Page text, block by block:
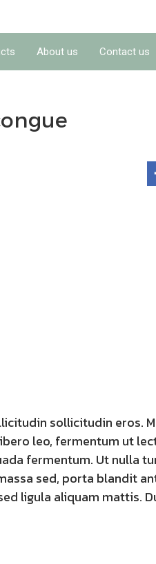
About us Contact us
sollicitudin eros.
leo, fermentum ut
fermentum. Ut nulla
sed, porta blandit
ligula aliquam mattis.